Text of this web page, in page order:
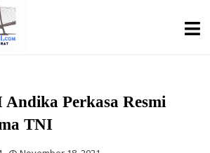
Andika Perkasa Resmi
TNI